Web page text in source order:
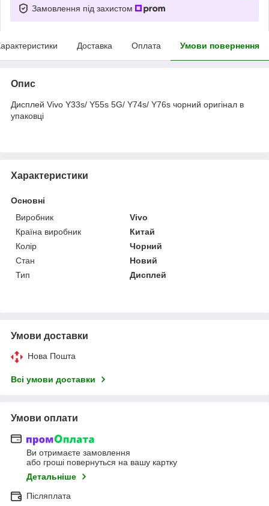
Замовлення під захистом
Доставка Оплата Умови повернення
Опис
Дисплей Vivo Y33s/ Y55s 5G/ Y74s/ Y76s чорний оригінал в
упаковці
Характеристики
Основні
Виробник
Vivo
Країна виробник
Китай
Колір
Чорний
Стан
Новий
Тип
Дисплей
Умови доставки
Нова Пошта
Всі умови доставки
Умови оплати
Ви отримаєте замовлення
або гроші повернуться на вашу картку
Детальніше
Післяплата